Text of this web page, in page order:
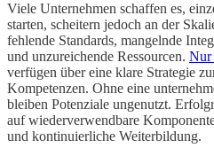
Viele Unternehmen schaffen es,
starten, scheitern jedoch an der
fehlende Standards, mangelnde
und unzureichende Ressourcen. Nur
verfügen über eine klare Strategie
Kompetenzen. Ohne eine
bleiben Potenziale ungenutzt.
auf wiederverwendbare
und kontinuierliche Weiterbildung.